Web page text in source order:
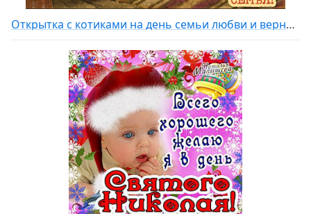
Открытка с котиками на день семьи любви и верности